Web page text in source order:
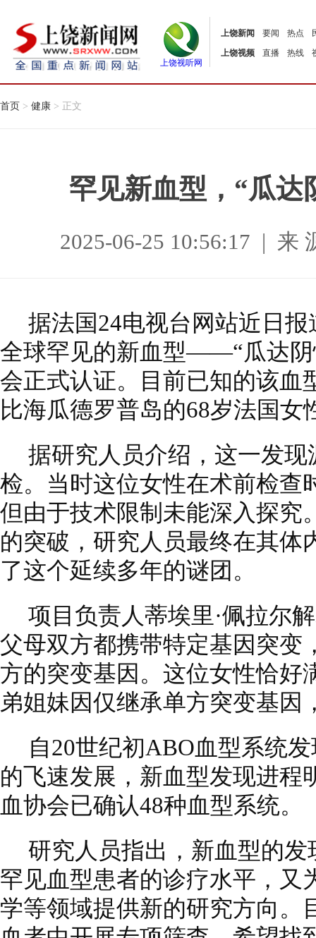
上饶视听网
上饶新闻 要闻 热点
上饶视频
直播 热线
首页 > 健康 > 正文
罕见新血型，“瓜达
2025-06-25 10:56:17 | 来
据法国24电视台网站近日
全球罕见的新血型——“瓜达阴
会正式认证。目前已知的该血
比海瓜德罗普岛的68岁法国女
据研究人员介绍，这一发
检。当时这位女性在术前检查
但由于技术限制未能深入探究
的突破，研究人员最终在其体
了这个延续多年的谜团。
项目负责人蒂埃里·佩拉尔
父母双方都携带特定基因突变
方的突变基因。这位女性恰好
弟姐妹因仅继承单方突变基因
自20世纪初ABO血型系统
的飞速发展，新血型发现进程
血协会已确认48种血型系统。
研究人员指出，新血型的
罕见血型患者的诊疗水平，又
学等领域提供新的研究方向。